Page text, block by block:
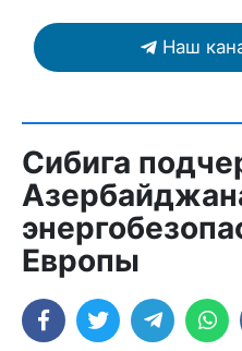
Наш
Сибига
Европы